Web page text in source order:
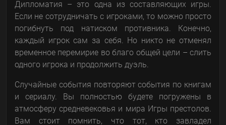
Дипломатия – это одна из составляющих игры.
Если не сотрудничать с игроками, то можно просто
погибнуть под натиском противника. Конечно,
каждый игрок сам за себя. Но никто не отменял
временное перемирие во благо общей цели – слить
одного игрока и продолжить дуэль.
Случайные события повторяют события по книгам
и сериалу. Вы полностью будете погружены в
атмосферу средневековья и мира Игры престолов.
Вам стоит помнить, что тот, кто завладел